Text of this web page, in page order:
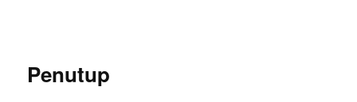
Penutup